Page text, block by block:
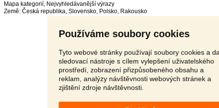
Používáme soubory cookies
Tyto webové stránky používají soubory cookies a
sledovací nástroje s cílem vylepšení uživatelského
prostředí, zobrazení přizpůsobeného obsahu a
reklam, analýzy návštěvnosti webových stránek a
zjištění zdroje návštěvnosti.
Mapa kategorií, Nejvyhledávanější výrazy
Země: Česká republika, Slovensko, Polsko, Rakousko